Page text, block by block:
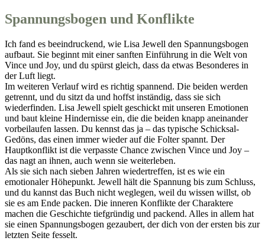
Spannungsbogen und Konflikte
Ich fand es beeindruckend, wie Lisa Jewell den Spannungsbogen
aufbaut. Sie beginnt mit einer sanften Einführung in die Welt von
Vince und Joy, und du spürst gleich, dass da etwas Besonderes in
der Luft liegt.
Im weiteren Verlauf wird es richtig spannend. Die beiden werden
getrennt, und du sitzt da und hoffst inständig, dass sie sich
wiederfinden. Lisa Jewell spielt geschickt mit unseren Emotionen
und baut kleine Hindernisse ein, die die beiden knapp aneinander
vorbeilaufen lassen. Du kennst das ja – das typische Schicksal-
Gedöns, das einen immer wieder auf die Folter spannt. Der
Hauptkonflikt ist die verpasste Chance zwischen Vince und Joy –
das nagt an ihnen, auch wenn sie weiterleben.
Als sie sich nach sieben Jahren wiedertreffen, ist es wie ein
emotionaler Höhepunkt. Jewell hält die Spannung bis zum Schluss,
und du kannst das Buch nicht weglegen, weil du wissen willst, ob
sie es am Ende packen. Die inneren Konflikte der Charaktere
machen die Geschichte tiefgründig und packend. Alles in allem hat
sie einen Spannungsbogen gezaubert, der dich von der ersten bis zur
letzten Seite fesselt.